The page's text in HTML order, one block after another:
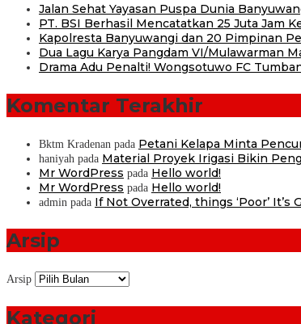
Jalan Sehat Yayasan Puspa Dunia
PT. BSI Berhasil Mencatatkan 25 Juta Jam
Kapolresta Banyuwangi dan 20 Pimpinan
Dua Lagu Karya Pangdam VI/Mulawarman
Drama Adu Penalti! Wongsotuwo FC
Komentar Terakhir
Bktm Kradenan pada Petani Kelapa Minta
haniyah pada Material Proyek Irigasi Bikin
Mr WordPress pada Hello world!
Mr WordPress pada Hello world!
admin pada If Not Overrated, things ‘Poor’ It’s
Arsip
Arsip
Kategori